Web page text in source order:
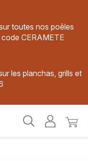
toutes nos poêles
CERAMETE
les planchas, grills et
MonMon